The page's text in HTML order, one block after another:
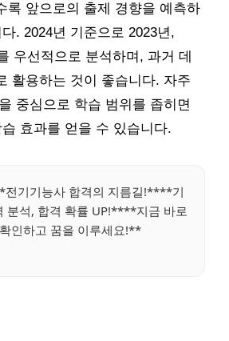
록 앞으로의 출제 경향을 예측하
. 2024년 기준으로 2023년,
우선적으로 분석하며, 과거 데
활용하는 것이 좋습니다. 자주
중심으로 학습 범위를 좁히면
효과를 얻을 수 있습니다.
기기능사 합격의 지름길!****기
분석, 합격 확률 UP!****지금 바로
인하고 꿈을 이루세요!**